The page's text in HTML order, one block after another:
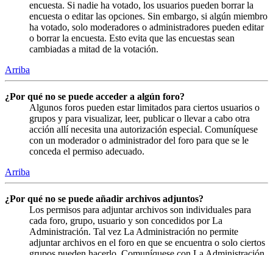
encuesta. Si nadie ha votado, los usuarios pueden borrar la
encuesta o editar las opciones. Sin embargo, si algún miembro
ha votado, solo moderadores o administradores pueden editar
o borrar la encuesta. Esto evita que las encuestas sean
cambiadas a mitad de la votación.
Arriba
¿Por qué no se puede acceder a algún foro?
Algunos foros pueden estar limitados para ciertos usuarios o
grupos y para visualizar, leer, publicar o llevar a cabo otra
acción allí necesita una autorización especial. Comuníquese
con un moderador o administrador del foro para que se le
conceda el permiso adecuado.
Arriba
¿Por qué no se puede añadir archivos adjuntos?
Los permisos para adjuntar archivos son individuales para
cada foro, grupo, usuario y son concedidos por La
Administración. Tal vez La Administración no permite
adjuntar archivos en el foro en que se encuentra o solo ciertos